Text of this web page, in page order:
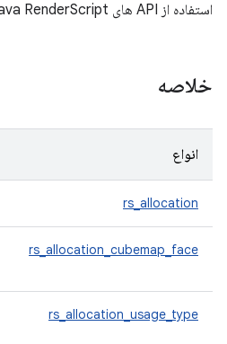
استفاده از API های Java RenderScript ایجاد می شوند.
خلاصه
انواع
rs_allocation
rs_allocation_cubemap_face
rs_allocation_usage_type